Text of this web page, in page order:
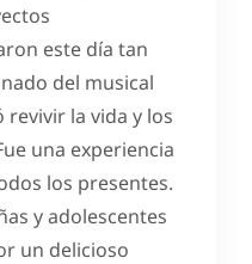
este día tan
del musical
la vida y los
una experiencia
los presentes.
y adolescentes
un delicioso